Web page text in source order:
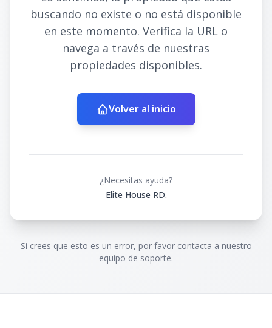
buscando no existe o no está disponible
en este momento. Verifica la URL o
navega a través de nuestras
propiedades disponibles.
Volver al inicio
¿Necesitas ayuda?
Elite House RD.
Si crees que esto es un error, por favor contacta a nuestro
equipo de soporte.